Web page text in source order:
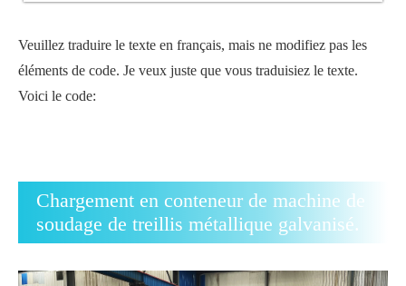
Veuillez traduire le texte en français, mais ne modifiez pas les
éléments de code. Je veux juste que vous traduisiez le texte.
Voici le code:
Chargement en conteneur de machine de
soudage de treillis métallique galvanisé.